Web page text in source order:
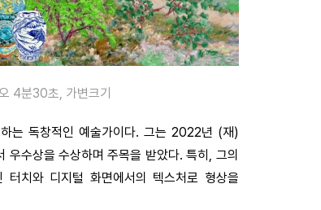
4분30초, 가변크기
는 독창적인 예술가이다. 그는 2022년 (재)
수상을 수상하며 주목을 받았다. 특히, 그의
치와 디지털 화면에서의 텍스처로 형상을